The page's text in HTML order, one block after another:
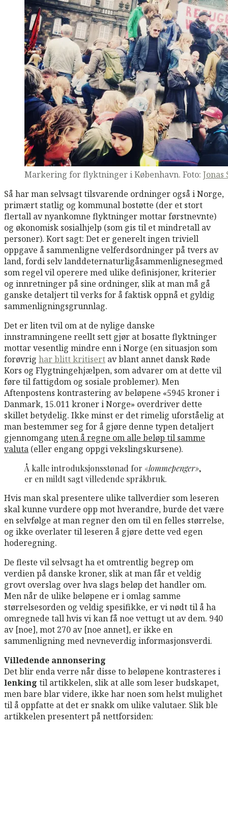
Markering for flyktninger i København. Foto: Jonas
Så har man selvsagt tilsvarende ordninger også i Norge,
primært statlig og kommunal bostøtte (der et stort
flertall av nyankomne flyktninger mottar førstnevnte)
og økonomisk sosialhjelp (som gis til et mindretall av
personer). Kort sagt: Det er generelt ingen triviell
oppgave å sammenligne velferdsordninger på tvers av
land, fordi selv landdeternaturligåsammenlignesegmed
som regel vil operere med ulike definisjoner, kriterier
og innretninger på sine ordninger, slik at man må gå
ganske detaljert til verks for å faktisk oppnå et gyldig
sammenligningsgrunnlag.
Det er liten tvil om at de nylige danske
innstramningene reellt sett gjør at bosatte flyktninger
mottar vesentlig mindre enn i Norge (en situasjon som
forøvrig har blitt kritisert av blant annet dansk Røde
Kors og Flygtningehjælpen, som advarer om at dette vil
føre til fattigdom og sosiale problemer). Men
Aftenpostens kontrastering av beløpene «5945 kroner i
Danmark, 15.011 kroner i Norge» overdriver dette
skillet betydelig. Ikke minst er det rimelig uforståelig at
man bestemmer seg for å gjøre denne typen detaljert
gjennomgang uten å regne om alle beløp til samme
valuta (eller engang oppgi vekslingskursene).
Å kalle introduksjonsstønad for «lommepenger»,
er en mildt sagt villedende språkbruk.
Hvis man skal presentere ulike tallverdier som leseren
skal kunne vurdere opp mot hverandre, burde det være
en selvfølge at man regner den om til en felles størrelse,
og ikke overlater til leseren å gjøre dette ved egen
hoderegning.
De fleste vil selvsagt ha et omtrentlig begrep om
verdien på danske kroner, slik at man får et veldig
grovt overslag over hva slags beløp det handler om.
Men når de ulike beløpene er i omlag samme
størrelsesorden og veldig spesifikke, er vi nødt til å ha
omregnede tall hvis vi kan få noe vettugt ut av dem. 940
av [noe], mot 270 av [noe annet], er ikke en
sammenligning med nevneverdig informasjonsverdi.
Villedende annonsering
Det blir enda verre når disse to beløpene kontrasteres i
lenking til artikkelen, slik at alle som leser budskapet,
men bare blar videre, ikke har noen som helst mulighet
til å oppfatte at det er snakk om ulike valutaer. Slik ble
artikkelen presentert på nettforsiden: